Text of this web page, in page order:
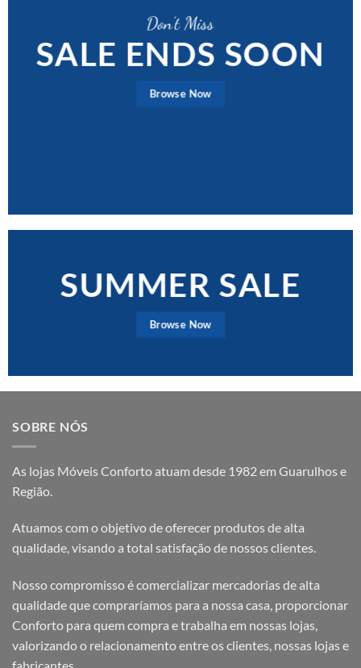
Don’t Miss
SALE ENDS SOON
Browse Now
SUMMER SALE
Browse Now
SOBRE NÓS
As lojas Móveis Conforto atuam desde 1982 em Guarulhos e
Região.
Atuamos com o objetivo de oferecer produtos de alta
qualidade, visando a total satisfação de nossos clientes.
Nosso compromisso é comercializar mercadorias de alta
qualidade que compraríamos para a nossa casa, proporcionar
Conforto para quem compra e trabalha em nossas lojas,
valorizando o relacionamento entre os clientes, nossas lojas e